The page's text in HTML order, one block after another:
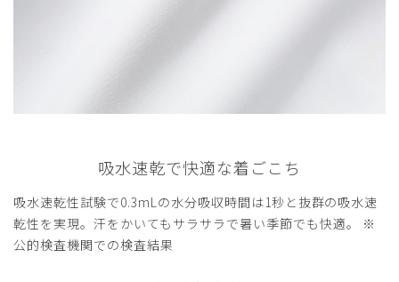
吸水速乾で快適な着ごこち
吸水速乾性試験で0.3mLの水分吸収時間は1秒と抜群の吸水速
乾性を実現。汗をかいてもサラサラで暑い季節でも快適。 ※
公的検査機関での検査結果